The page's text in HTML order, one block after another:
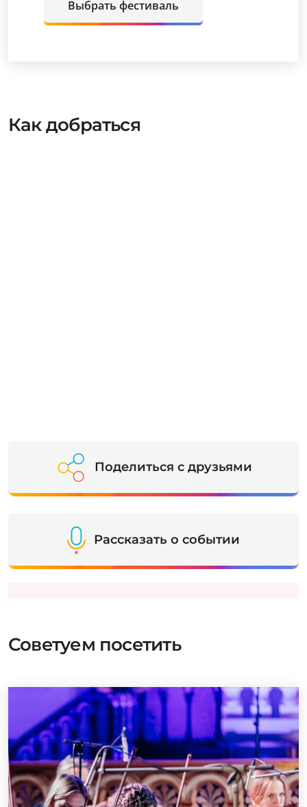
Выбрать фестиваль
Как добраться
Поделиться с друзьями
Рассказать о событии
Советуем посетить